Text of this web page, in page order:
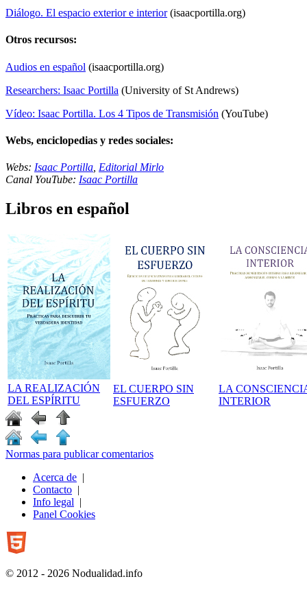
Diálogo. El espacio exterior e interior (isaacportilla.org)
Otros recursos:
Audios en español (isaacportilla.org)
Researchers: Isaac Portilla (University of St Andrews)
Vídeo: Isaac Portilla. Los 4 Tipos de Transmisión (YouTube)
Webs, enciclopedias y redes sociales:
Webs: Isaac Portilla Editorial Mirlo
Canal YouTube: Isaac Portilla
Libros en español
LA REALIZACIÓN
DEL ESPÍRITU
EL CUERPO SIN
ESFUERZO
LA
INTERIOR
Normas para publicar comentarios
Acerca de |
Contacto |
Info legal |
Panel Cookies
© 2012 - 2026 Nodualidad.info